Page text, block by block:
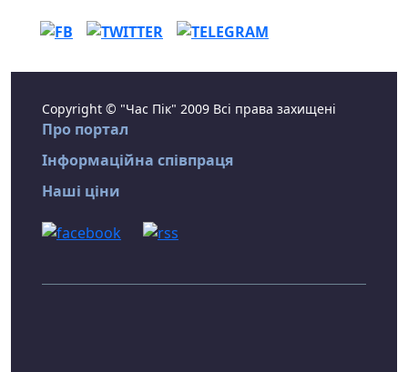
Copyright © "Час Пік" 2009 Всі права захищені
Про портал
Інформаційна співпраця
Наші ціни